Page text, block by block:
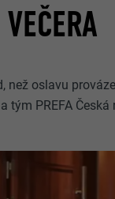
než oslavu
tým PREFA